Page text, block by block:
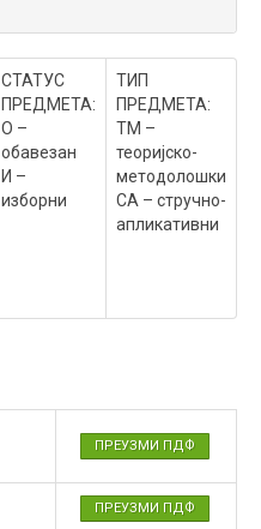
СТАТУС
ПРЕДМЕТА:
О –
обавезан
И –
изборни
ТИП
ПРЕДМЕТА:
ТМ –
теоријско-
методолошки
СА – стручно-
апликативни
ПРЕУЗМИ ПДФ
ПРЕУЗМИ ПДФ